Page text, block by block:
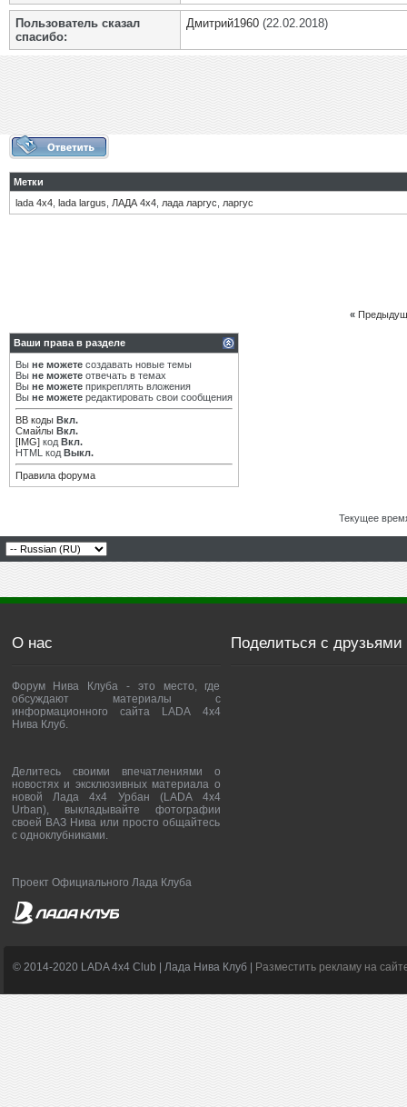
Пользователь сказал
cпасибо:
Дмитрий1960 (22.02.2018)
Метки
lada 4х4 lada largus ЛАДА 4х4 лада ларгус ларгус
«
Ваши права в разделе
Вы не можете создавать новые темы
Вы не можете отвечать в темах
Вы не можете прикреплять вложения
Вы не можете редактировать свои сообщения
BB коды Вкл.
Смайлы Вкл.
[IMG] код Вкл.
HTML код Выкл.
Правила форума
Текущее
О нас
Форум Нива Клуба - это место, где
обсуждают материалы с
информационного сайта LADA 4x4
Нива Клуб.
Делитесь своими впечатлениями о
новостях и эксклюзивных материала о
новой Лада 4х4 Урбан (LADA 4x4
Urban), выкладывайте фотографии
своей ВАЗ Нива или просто общайтесь
с одноклубниками.
Проект Официального Лада Клуба
Поделиться с друзьями
© 2014-2020 LADA 4x4 Club | Лада Нива Клуб | Разместить рекламу на